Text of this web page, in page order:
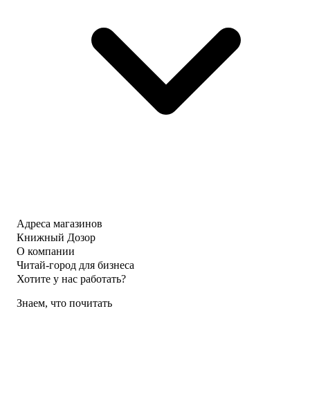
Адреса магазинов
Книжный Дозор
О компании
Читай-город для бизнеса
Хотите у нас работать?
Знаем, что почитать